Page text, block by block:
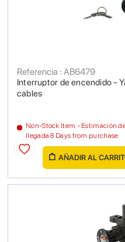
Interruptor de encendido -
cables
Referencia : AB6479
Non-Stock Item - Estimación
llegada 8 Days from purchase
AÑADIR AL